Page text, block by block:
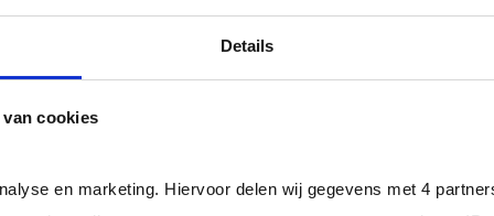
Details
cookies
en marketing. Hiervoor delen wij gegevens met 4
dan het landelijke gemiddelde van ruim 20%
, zodat
in loondienst uit uw regio.